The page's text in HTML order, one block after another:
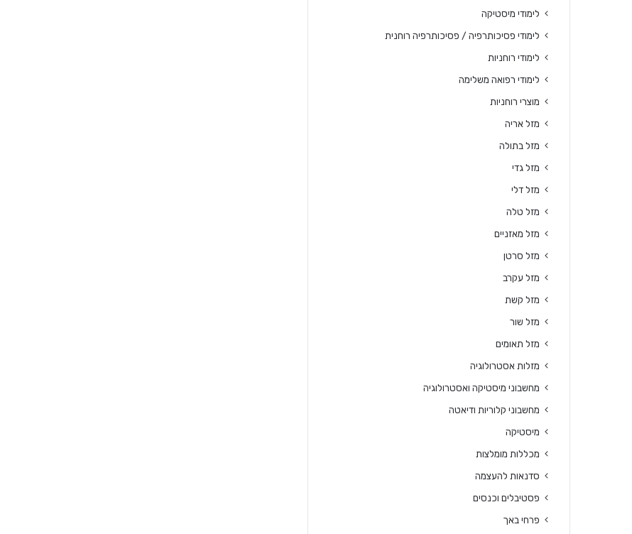
לימודי מיסטיקה
לימודי פסיכותרפיה / פסיכותרפיה רוחנית
לימודי רוחניות
לימודי רפואה משלימה
מוצרי רוחניות
מזל אריה
מזל בתולה
מזל גדי
מזל דלי
מזל טלה
מזל מאזניים
מזל סרטן
מזל עקרב
מזל קשת
מזל שור
מזל תאומים
מזלות אסטרולוגיה
מחשבוני מיסטיקה ואסטרולוגיה
מחשבוני קלוריות ודיאטה
מיסטיקה
מכללות מומלצות
סדנאות להעצמה
פסטיבלים וכנסים
פרחי באך